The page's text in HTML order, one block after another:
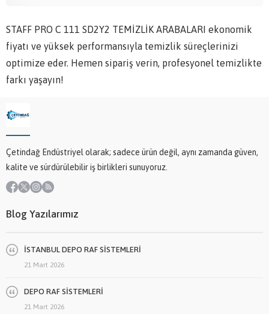
STAFF PRO C 111 SD2Y2 TEMİZLİK ARABALARI ekonomik
fiyatı ve yüksek performansıyla temizlik süreçlerinizi
optimize eder. Hemen sipariş verin, profesyonel temizlikte
farkı yaşayın!
Çetindağ Endüstriyel olarak; sadece ürün değil, aynı zamanda güven,
kalite ve sürdürülebilir iş birlikleri sunuyoruz.
Blog Yazılarımız
İSTANBUL DEPO RAF SİSTEMLERİ
21 Mart 2026
DEPO RAF SİSTEMLERİ
21 Mart 2026